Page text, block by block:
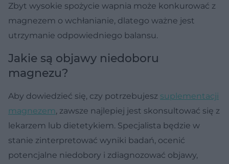
Zbyt wysokie spożycie wapnia może konkurować z
magnezem o wchłanianie, dlatego ważne jest
utrzymanie odpowiedniego balansu.
Jakie są objawy niedoboru
magnezu?
Aby dowiedzieć się, czy potrzebujesz suplementacji
magnezem, zawsze najlepiej jest skonsultować się z
lekarzem lub dietetykiem. Specjalista będzie w
stanie zinterpretować wyniki badań, ocenić
potencjalne niedobory i zdiagnozować objawy,